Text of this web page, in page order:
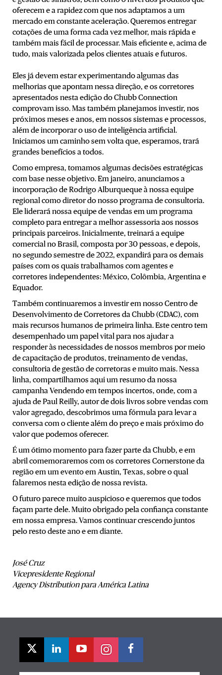
oferecem e a rapidez com que nos adaptamos a um
mercado em constante aceleração. Queremos entregar
cotações de uma forma cada vez melhor, mais rápida e
também mais fácil de processar. Mais eficiente e, acima de
tudo, mais valorizada pelos clientes atuais e futuros.
Eles já devem estar experimentando algumas das
melhorias que apontam nessa direção, e os corretores
apresentados nesta edição do Chubb Connection
comprovam isso. Mas também planejamos investir, nos
próximos meses e anos, em nossos sistemas e processos,
além de incorporar o uso de inteligência artificial.
Iniciamos um caminho sem volta que, esperamos, trará
grandes benefícios a todos.
Como empresa, tomamos algumas decisões estratégicas
com base nesse objetivo. Em janeiro, anunciamos a
incorporação de Rodrigo Alburqueque à nossa equipe
regional como diretor do nosso programa de consultoria.
Ele liderará nossa equipe de vendas em um programa
completo para entregar a melhor assessoria aos nossos
principais parceiros. Inicialmente, treinará a equipe
comercial no Brasil, composta por 30 pessoas, e depois,
no segundo semestre de 2022, expandirá para os demais
países com os quais trabalhamos com agentes e
corretores independentes: México, Colômbia, Argentina e
Equador.
Também continuaremos a investir em nosso Centro de
Desenvolvimento de Corretores da Chubb (CDAC), com
mais recursos humanos de primeira linha. Este centro tem
desempenhado um papel vital para nos ajudar a
responder às necessidades de nossos membros por meio
de capacitação de produtos, treinamento de vendas,
consultoria de gestão de corretoras e muito mais. Nessa
linha, compartilhamos aqui um resumo da nossa
campanha Vendendo em tempos incertos, onde, com a
ajuda de Paul Reilly, autor de dois livros sobre vendas com
valor agregado, descobrimos uma fórmula para levar a
conversa com o cliente além do preço e mais próximo do
valor que podemos oferecer.
É um ótimo momento para fazer parte da Chubb, e em
abril comemoraremos com os corretores Cornerstone da
região em um evento em Austin, Texas, sobre o qual
falaremos nesta edição de nossa revista.
O futuro parece muito auspicioso e queremos que todos
façam parte dele. Muito obrigado pela confiança constante
em nossa empresa. Vamos continuar crescendo juntos
pelo resto deste ano e em diante.
José Cruz
Vicepresidente Regional
Agency Distribution para América Latina